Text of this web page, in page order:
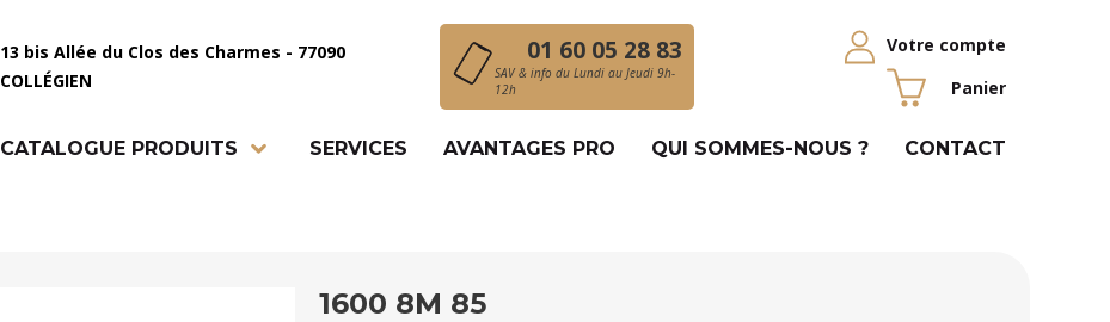
13 bis Allée du Clos des Charmes - 77090
COLLÉGIEN
01 60 05 28 83
SAV & info du Lundi au Jeudi 9h-
12h
Votre compte
Panier
CATALOGUE PRODUITS SERVICES AVANTAGES PRO QUI SOMMES-NOUS ? CONTACT
1600 8M 85